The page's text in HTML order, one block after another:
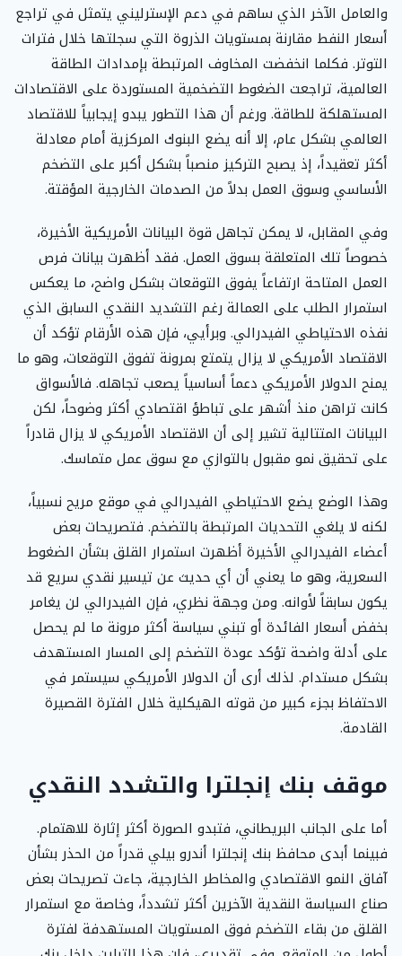
والعامل الآخر الذي ساهم في دعم الإسترليني يتمثل في تراجع
أسعار النفط مقارنة بمستويات الذروة التي سجلتها خلال فترات
التوتر. فكلما انخفضت المخاوف المرتبطة بإمدادات الطاقة
العالمية، تراجعت الضغوط التضخمية المستوردة على الاقتصادات
المستهلكة للطاقة. ورغم أن هذا التطور يبدو إيجابياً للاقتصاد
العالمي بشكل عام، إلا أنه يضع البنوك المركزية أمام معادلة
أكثر تعقيداً، إذ يصبح التركيز منصباً بشكل أكبر على التضخم
الأساسي وسوق العمل بدلاً من الصدمات الخارجية المؤقتة.
وفي المقابل، لا يمكن تجاهل قوة البيانات الأمريكية الأخيرة،
خصوصاً تلك المتعلقة بسوق العمل. فقد أظهرت بيانات فرص
العمل المتاحة ارتفاعاً يفوق التوقعات بشكل واضح، ما يعكس
استمرار الطلب على العمالة رغم التشديد النقدي السابق الذي
نفذه الاحتياطي الفيدرالي. وبرأيي، فإن هذه الأرقام تؤكد أن
الاقتصاد الأمريكي لا يزال يتمتع بمرونة تفوق التوقعات، وهو ما
يمنح الدولار الأمريكي دعماً أساسياً يصعب تجاهله. فالأسواق
كانت تراهن منذ أشهر على تباطؤ اقتصادي أكثر وضوحاً، لكن
البيانات المتتالية تشير إلى أن الاقتصاد الأمريكي لا يزال قادراً
على تحقيق نمو مقبول بالتوازي مع سوق عمل متماسك.
وهذا الوضع يضع الاحتياطي الفيدرالي في موقع مريح نسبياً،
لكنه لا يلغي التحديات المرتبطة بالتضخم. فتصريحات بعض
أعضاء الفيدرالي الأخيرة أظهرت استمرار القلق بشأن الضغوط
السعرية، وهو ما يعني أن أي حديث عن تيسير نقدي سريع قد
يكون سابقاً لأوانه. ومن وجهة نظري، فإن الفيدرالي لن يغامر
بخفض أسعار الفائدة أو تبني سياسة أكثر مرونة ما لم يحصل
على أدلة واضحة تؤكد عودة التضخم إلى المسار المستهدف
بشكل مستدام. لذلك أرى أن الدولار الأمريكي سيستمر في
الاحتفاظ بجزء كبير من قوته الهيكلية خلال الفترة القصيرة
القادمة.
موقف بنك إنجلترا والتشدد النقدي
أما على الجانب البريطاني، فتبدو الصورة أكثر إثارة للاهتمام.
فبينما أبدى محافظ بنك إنجلترا أندرو بيلي قدراً من الحذر بشأن
آفاق النمو الاقتصادي والمخاطر الخارجية، جاءت تصريحات بعض
صناع السياسة النقدية الآخرين أكثر تشدداً، وخاصة مع استمرار
القلق من بقاء التضخم فوق المستويات المستهدفة لفترة